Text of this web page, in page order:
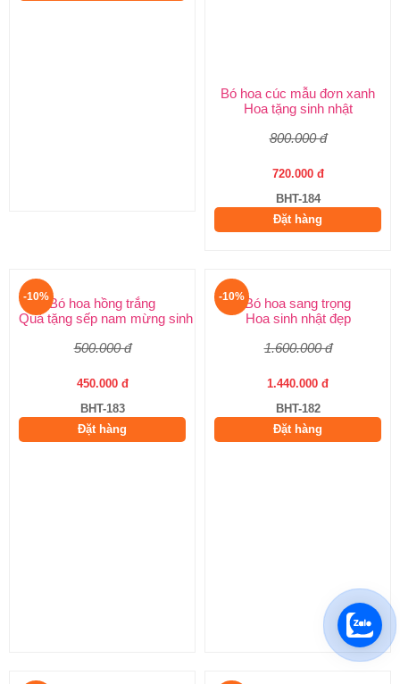
Bó hoa cúc mẫu đơn xanh
Hoa tặng sinh nhật
800.000 đ
720.000 đ
BHT-184
Đặt hàng
-10% -10%
1.440.000 đ